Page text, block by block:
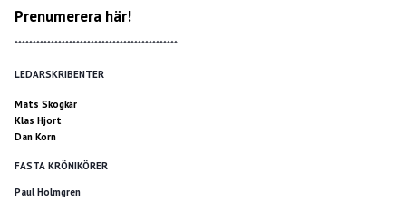
Prenumerera här!
*********************************************
LEDARSKRIBENTER
Mats Skogkär
Klas Hjort
Dan Korn
FASTA KRÖNIKÖRER
Paul Holmgren